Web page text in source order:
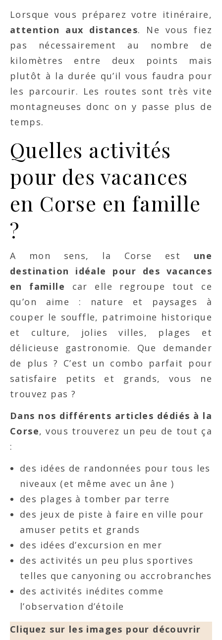
Lorsque vous préparez votre itinéraire,
attention aux distances. Ne vous fiez
pas nécessairement au nombre de
kilomètres entre deux points mais
plutôt à la durée qu’il vous faudra pour
les parcourir. Les routes sont très vite
montagneuses donc on y passe plus de
temps.
Quelles activités
pour des vacances
en Corse en famille
?
A mon sens, la Corse est une
destination idéale pour des vacances
en famille car elle regroupe tout ce
qu’on aime : nature et paysages à
couper le souffle, patrimoine historique
et culture, jolies villes, plages et
délicieuse gastronomie. Que demander
de plus ? C’est un combo parfait pour
satisfaire petits et grands, vous ne
trouvez pas ?
Dans nos différents articles dédiés à la
Corse, vous trouverez un peu de tout ça
:
des idées de randonnées pour tous les
niveaux (et même avec un âne )
des plages à tomber par terre
des jeux de piste à faire en ville pour
amuser petits et grands
des idées d’excursion en mer
des activités un peu plus sportives
telles que canyoning ou accrobranches
des activités inédites comme
l’observation d’étoile
Cliquez sur les images pour découvrir